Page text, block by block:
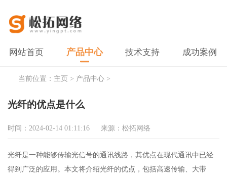
网站首页 产品中心 技术支持 成功案例
当前位置： 主页> 产品中心>
光纤的优点是什么
时间：2024-02-14 01:11:16 来源：松拓网络
光纤是一种能够传输光信号的通讯线路，其优点在现代通讯中已经
得到广泛的应用。本文将介绍光纤的优点，包括高速传输、大带